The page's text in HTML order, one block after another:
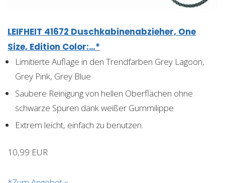
LEIFHEIT 41672 Duschkabinenabzieher, One
Size, Edition Color:…*
Limitierte Auflage in den Trendfarben Grey Lagoon,
Grey Pink, Grey Blue
Saubere Reinigung von hellen Oberflächen ohne
schwarze Spuren dank weißer Gummilippe
Extrem leicht, einfach zu benutzen.
10,99 EUR